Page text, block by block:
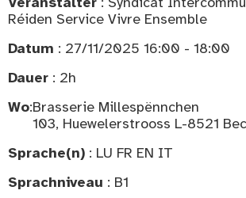
Réiden Service Vivre Ensemble
Datum : 27/11/2025 16:00 - 18:00
Dauer : 2h
Wo:Brasserie Millespënnchen
103, Huewelerstrooss L-8521
Sprache(n) : LU FR EN IT
Sprachniveau : B1